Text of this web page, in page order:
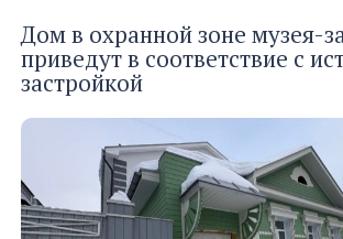
Дом в охранной зоне музея-
приведут в соответствие с
застройкой